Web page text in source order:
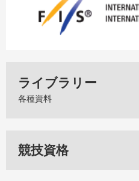
ライブラリー
各種資料
競技資格